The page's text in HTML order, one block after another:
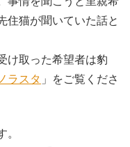
住猫が聞いていた話と
け取った希望者は豹
ノラスタ 」をご覧くださ
。